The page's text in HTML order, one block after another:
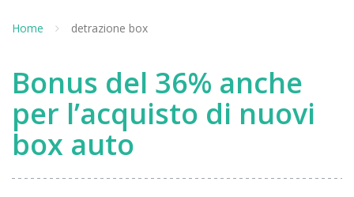
Home detrazione box
Bonus del 36% anche
per l’acquisto di nuovi
box auto